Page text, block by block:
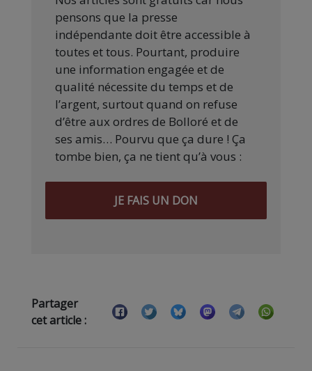
pensons que la presse
indépendante doit être accessible à
toutes et tous. Pourtant, produire
une information engagée et de
qualité nécessite du temps et de
l’argent, surtout quand on refuse
d’être aux ordres de Bolloré et de
ses amis… Pourvu que ça dure ! Ça
tombe bien, ça ne tient qu’à vous :
JE FAIS UN DON
Partager
cet article :